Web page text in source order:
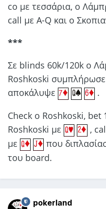
co με τεσσάρια, ο
call με Α-Q και ο
***
Σε blinds 60k/120k o
Roshkoski
αποκάλυψε
.
Check o Roshkoski,
Roshkoski με
,
με
που
του board.
pokerland